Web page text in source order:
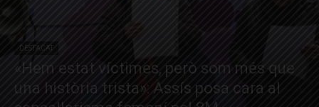
DESTACAT
«Hem estat víctimes, però som més que
una història trista»: Assís posa cara al